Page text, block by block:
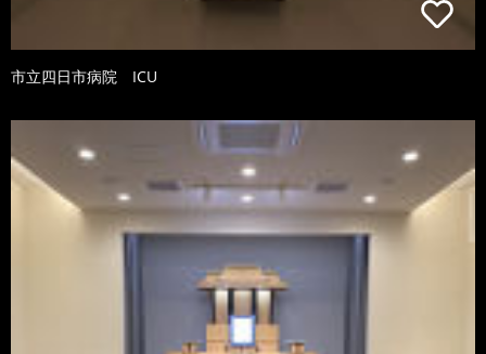
市立四日市病院 ICU